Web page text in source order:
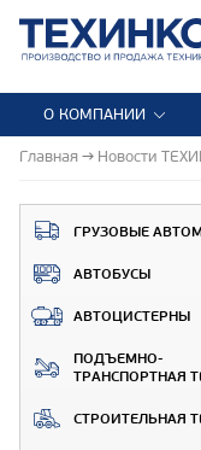
О КОМПАНИИ
Главная Новости
ГРУЗОВЫЕ
АВТОБУСЫ
АВТОЦИСТЕРНЫ
ПОДЪЕМНО-
ТРАНСПОРТНАЯ
СТРОИТЕЛЬНАЯ